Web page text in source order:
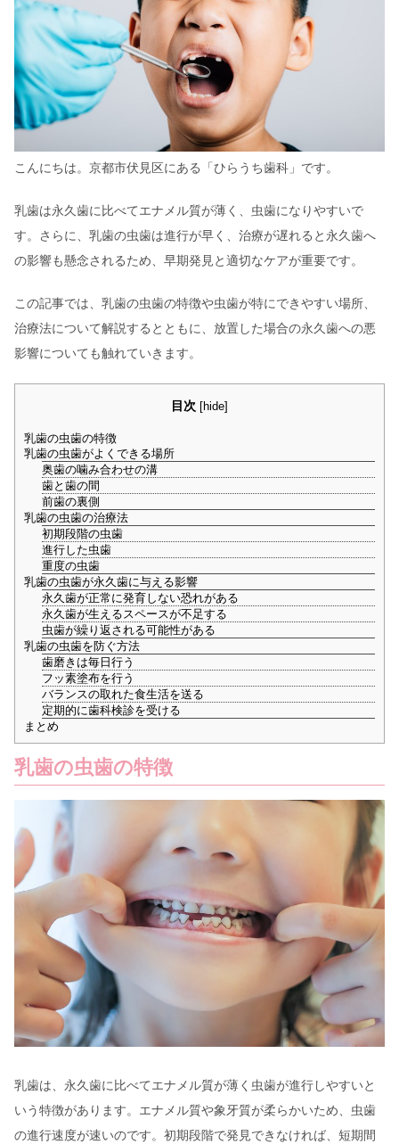
こんにちは。京都市伏見区にある「ひらうち歯科」です。
乳歯は永久歯に比べてエナメル質が薄く、虫歯になりやすいで
す。さらに、乳歯の虫歯は進行が早く、治療が遅れると永久歯へ
の影響も懸念されるため、早期発見と適切なケアが重要です。
この記事では、乳歯の虫歯の特徴や虫歯が特にできやすい場所、
治療法について解説するとともに、放置した場合の永久歯への悪
影響についても触れていきます。
目次 [hide]
乳歯の虫歯の特徴
乳歯の虫歯がよくできる場所
奥歯の噛み合わせの溝
歯と歯の間
前歯の裏側
乳歯の虫歯の治療法
初期段階の虫歯
進行した虫歯
重度の虫歯
乳歯の虫歯が永久歯に与える影響
永久歯が正常に発育しない恐れがある
永久歯が生えるスペースが不足する
虫歯が繰り返される可能性がある
乳歯の虫歯を防ぐ方法
歯磨きは毎日行う
フッ素塗布を行う
バランスの取れた食生活を送る
定期的に歯科検診を受ける
まとめ
乳歯の虫歯の特徴
乳歯は、永久歯に比べてエナメル質が薄く虫歯が進行しやすいと
いう特徴があります。エナメル質や象牙質が柔らかいため、虫歯
の進行速度が速いのです。初期段階で発見できなければ、短期間